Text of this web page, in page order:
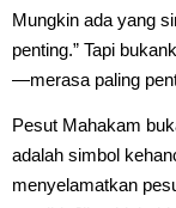
Mungkin ada yang
penting.” Tapi
—merasa paling
Pesut Mahakam
adalah simbol
menyelamatkan